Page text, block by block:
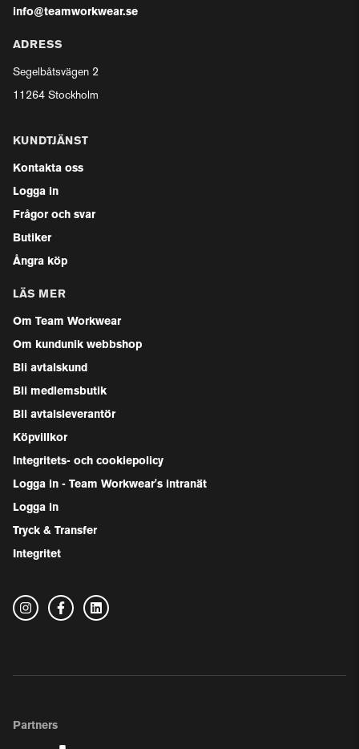
info@teamworkwear.se
ADRESS
Segelbåtsvägen 2
11264 Stockholm
KUNDTJÄNST
Kontakta oss
Logga in
Frågor och svar
Butiker
Ångra köp
LÄS MER
Om Team Workwear
Om kundunik webbshop
Bli avtalskund
Bli medlemsbutik
Bli avtalsleverantör
Köpvillkor
Integritets- och cookiepolicy
Logga in - Team Workwear's intranät
Logga in
Tryck & Transfer
Integritet
Partners